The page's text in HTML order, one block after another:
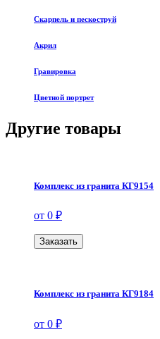
Скарпель и пескоструй
Акрил
Гравировка
Цветной портрет
Другие товары
Комплекс из гранита КГ9154
от 0 ₽
Заказать
Комплекс из гранита КГ9184
от 0 ₽